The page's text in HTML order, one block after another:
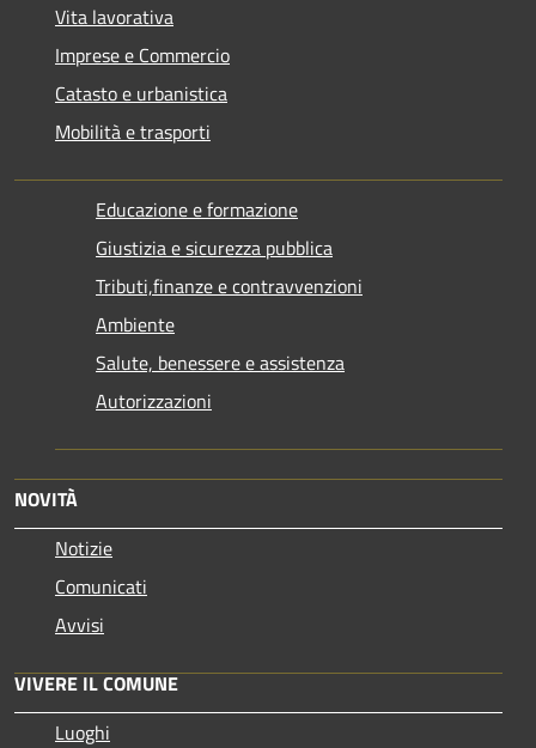
Vita lavorativa
Imprese e Commercio
Catasto e urbanistica
Mobilità e trasporti
Educazione e formazione
Giustizia e sicurezza pubblica
Tributi,finanze e contravvenzioni
Ambiente
Salute, benessere e assistenza
Autorizzazioni
NOVITÀ
Notizie
Comunicati
Avvisi
VIVERE IL COMUNE
Luoghi